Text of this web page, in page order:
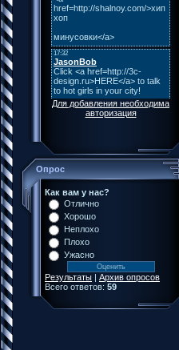
Для добавления необходима
авторизация
Опрос
Как вам у нас?
Отлично
Хорошо
Неплохо
Плохо
Ужасно
Результаты | Архив опросов
Всего ответов: 59